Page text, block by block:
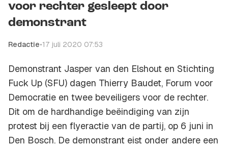
voor rechter gesleept door
demonstrant
Redactie•17 juli 2020 07:53
Demonstrant Jasper van den Elshout en Stichting
Fuck Up (SFU) dagen Thierry Baudet, Forum voor
Democratie en twee beveiligers voor de rechter.
Dit om de hardhandige beëindiging van zijn
protest bij een flyeractie van de partij, op 6 juni in
Den Bosch. De demonstrant eist onder andere een